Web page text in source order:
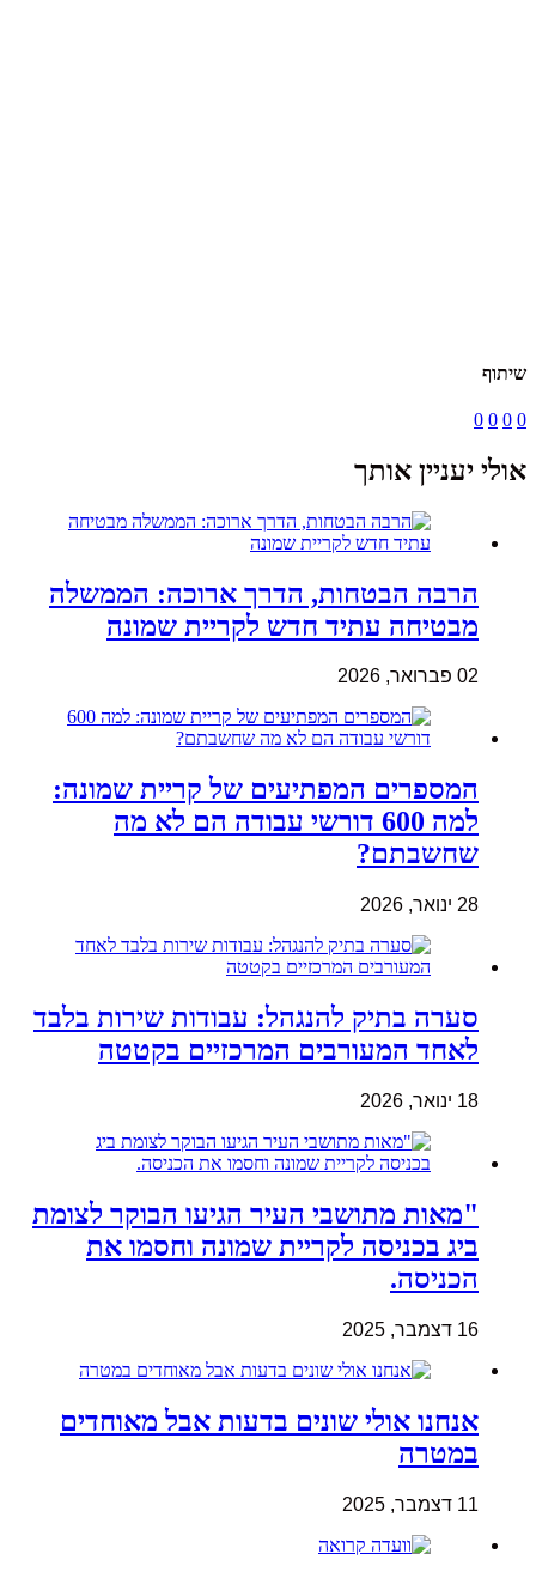
שיתוף
0
0
0
0
אולי יעניין אותך
הרבה הבטחות, הדרך ארוכה: הממשלה
מבטיחה עתיד חדש לקריית שמונה
02 פברואר, 2026
המספרים המפתיעים של קריית שמונה:
למה 600 דורשי עבודה הם לא מה
שחשבתם?
28 ינואר, 2026
סערה בתיק להנגהל: עבודות שירות בלבד
לאחד המעורבים המרכזיים בקטטה
18 ינואר, 2026
"מאות מתושבי העיר הגיעו הבוקר לצומת
ביג בכניסה לקריית שמונה וחסמו את
הכניסה.
16 דצמבר, 2025
אנחנו אולי שונים בדעות אבל מאוחדים
במטרה
11 דצמבר, 2025